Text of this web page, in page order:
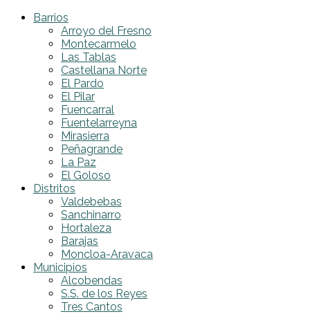
Barrios
Arroyo del Fresno
Montecarmelo
Las Tablas
Castellana Norte
El Pardo
El Pilar
Fuencarral
Fuentelarreyna
Mirasierra
Peñagrande
La Paz
El Goloso
Distritos
Valdebebas
Sanchinarro
Hortaleza
Barajas
Moncloa-Aravaca
Municipios
Alcobendas
S.S. de los Reyes
Tres Cantos